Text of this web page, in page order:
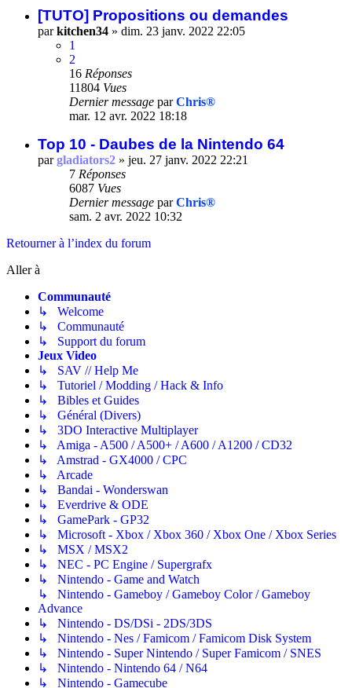
[TUTO] Propositions ou demandes
parkitchen34 » dim. 23 janv. 2022 22:05
1
2
16 Réponses
11804 Vues
Dernier message parChris®
mar. 12 avr. 2022 18:18
Top 10 - Daubes de la Nintendo 64
pargladiators2 » jeu. 27 janv. 2022 22:21
7 Réponses
6087 Vues
Dernier message parChris®
sam. 2 avr. 2022 10:32
Retourner à l’index du forum
Aller à
Communauté
↳ Welcome
↳ Communauté
↳ Support du forum
Jeux Video
↳ SAV // Help Me
↳ Tutoriel / Modding / Hack & Info
↳ Bibles et Guides
↳ Général (Divers)
↳ 3DO Interactive Multiplayer
↳ Amiga - A500 / A500+ / A600 / A1200 / CD32
↳ Amstrad - GX4000 / CPC
↳ Arcade
↳ Bandai - Wonderswan
↳ Everdrive & ODE
↳ GamePark - GP32
↳ Microsoft - Xbox / Xbox 360 / Xbox One / Xbox Series
↳ MSX / MSX2
↳ NEC - PC Engine / Supergrafx
↳ Nintendo - Game and Watch
↳ Nintendo - Gameboy / Gameboy Color / Gameboy
Advance
↳ Nintendo - DS/DSi - 2DS/3DS
↳ Nintendo - Nes / Famicom / Famicom Disk System
↳ Nintendo - Super Nintendo / Super Famicom / SNES
↳ Nintendo - Nintendo 64 / N64
↳ Nintendo - Gamecube